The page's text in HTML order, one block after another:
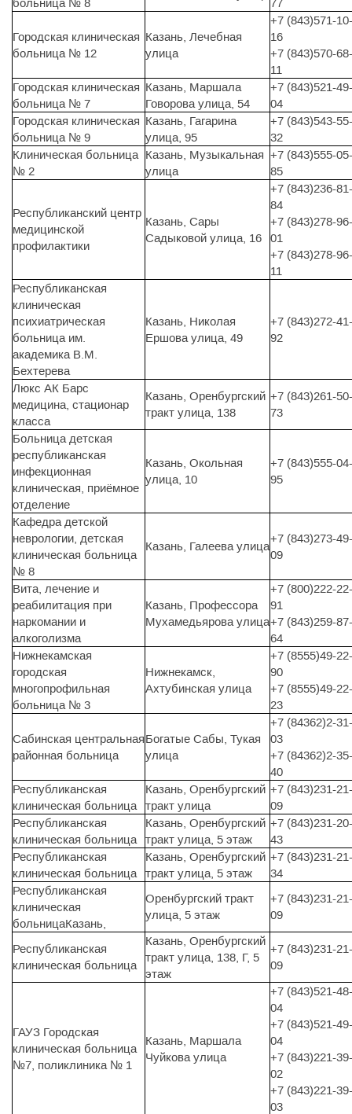
Городская клиническая
больница № 12
Казань, Лечебная
улица
+7 (843)571-10-
16
+7 (843)570-68-
11
Городская клиническая
больница № 7
Казань, Маршала
Говорова улица, 54
+7 (843)521-49-
04
Городская клиническая
больница № 9
Казань, Гагарина
улица, 95
+7 (843)543-55-
32
Клиническая больница
№ 2
Казань, Музыкальная
улица
+7 (843)555-05-
85
Республиканский центр
медицинской
профилактики
Казань, Сары
Садыковой улица, 16
+7 (843)236-81-
84
+7 (843)278-96-
01
+7 (843)278-96-
11
Республиканская
клиническая
психиатрическая
больница им.
академика В.М.
Бехтерева
Казань, Николая
Ершова улица, 49
+7 (843)272-41-
92
Люкс АК Барс
медицина, стационар
класса
Казань, Оренбургский
тракт улица, 138
+7 (843)261-50-
73
Больница детская
республиканская
инфекционная
клиническая, приёмное
отделение
Казань, Окольная
улица, 10
+7 (843)555-04-
95
Кафедра детской
неврологии, детская
клиническая больница
№ 8
Казань, Галеева улица
+7 (843)273-49-
09
Вита, лечение и
реабилитация при
наркомании и
алкоголизма
Казань, Профессора
Мухамедьярова улица
+7 (800)222-22-
91
+7 (843)259-87-
64
Нижнекамская
городская
многопрофильная
больница № 3
Нижнекамск,
Ахтубинская улица
+7 (8555)49-22-
90
+7 (8555)49-22-
23
Сабинская центральная
районная больница
Богатые Сабы, Тукая
улица
+7 (84362)2-31-
03
+7 (84362)2-35-
40
Республиканская
клиническая больница
Казань, Оренбургский
тракт улица
+7 (843)231-21-
09
Республиканская
клиническая больница
Казань, Оренбургский
тракт улица, 5 этаж
+7 (843)231-20-
43
Республиканская
клиническая больница
Казань, Оренбургский
тракт улица, 5 этаж
+7 (843)231-21-
34
Республиканская
клиническая
больницаКазань,
Оренбургский тракт
улица, 5 этаж
+7 (843)231-21-
09
Республиканская
клиническая больница
Казань, Оренбургский
тракт улица, 138, Г, 5
этаж
+7 (843)231-21-
09
ГАУЗ Городская
клиническая больница
№7, поликлиника № 1
Казань, Маршала
Чуйкова улица
+7 (843)521-48-
04
+7 (843)521-49-
04
+7 (843)221-39-
02
+7 (843)221-39-
03